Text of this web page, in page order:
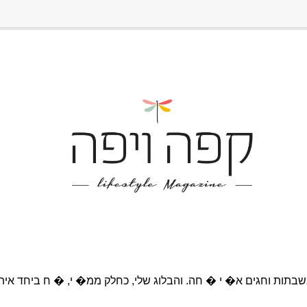
וחגים א� י � חה. והבלוג שלי, כחלק ממ� י, � ח ביחד